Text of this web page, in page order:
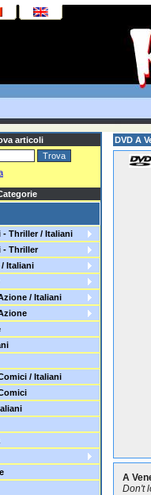
articoli
- Thriller / Italiani
- Thriller
/ Italiani
/ Italiani
/ Italiani
DVD A
A
Don't